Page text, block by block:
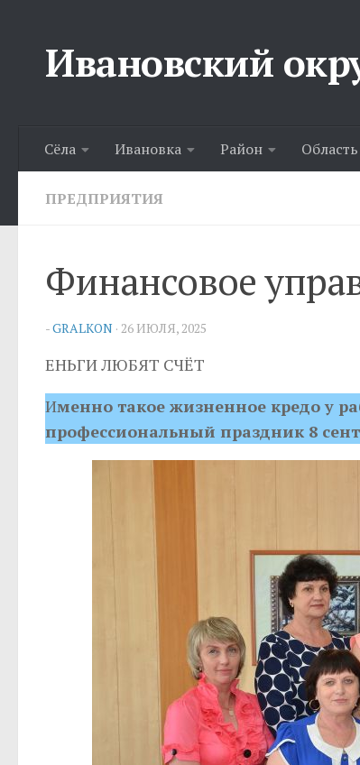
Ивановский
Сёла Ивановка Район Область
ПРЕДПРИЯТИЯ
Финансовое
-GRALKON · 26 ИЮЛЯ, 2025
ЕНЬГИ ЛЮБЯТ СЧЁТ
Именно такое жизненное кредо у
профессиональный праздник 8